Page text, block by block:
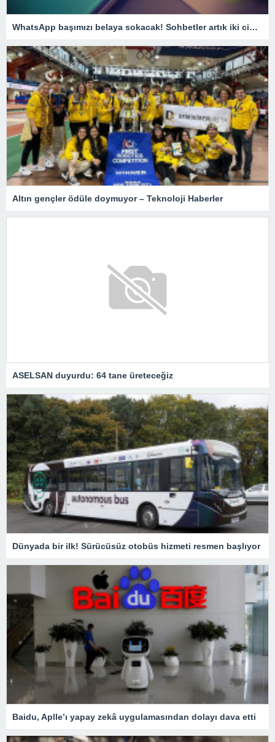
WhatsApp başımızı belaya sokacak! Sohbetler artık iki cihazda görünecek!
Altın gençler ödüle doymuyor – Teknoloji Haberler
ASELSAN duyurdu: 64 tane üreteceğiz
Dünyada bir ilk! Sürücüsüz otobüs hizmeti resmen başlıyor
Baidu, Aplle’ı yapay zekâ uygulamasından dolayı dava etti